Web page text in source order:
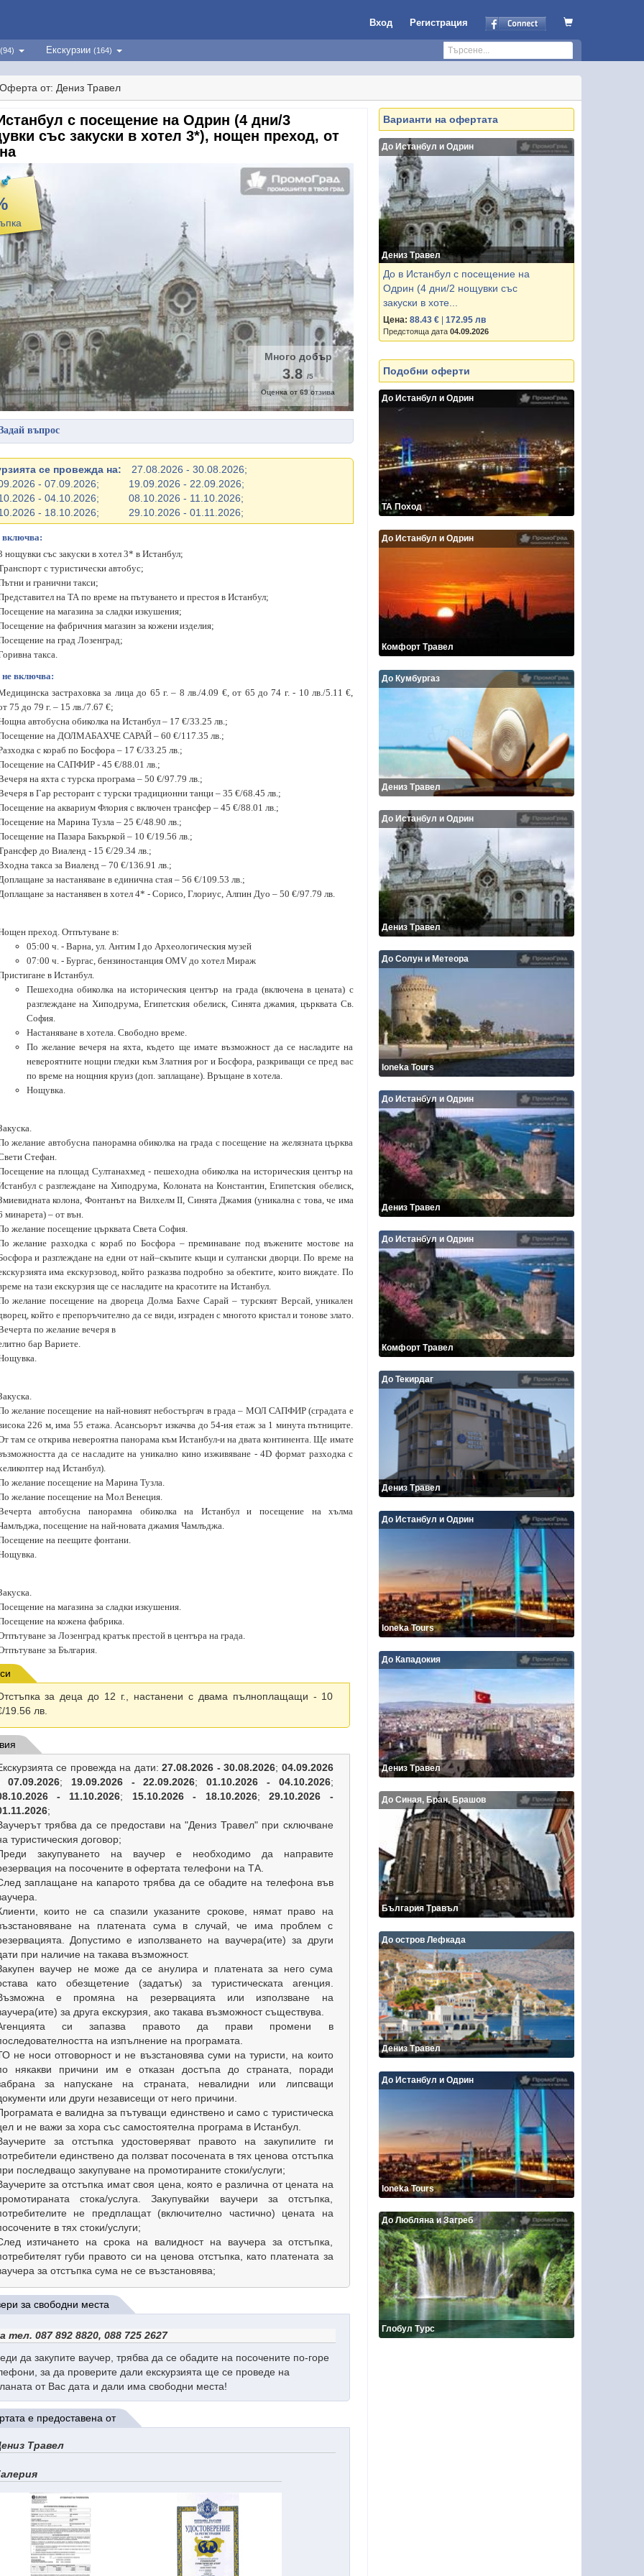
Вход Регистрация
(94) Екскурзии (164)
Оферта от: Дениз Травел
с посещение на Одрин (4 дни/3
със закуски в хотел 3*), нощен преход, от
Много добър
3.8 /5
Оценка от 69отзива
въпрос
се провежда на:
27.08.2026 - 30.08.2026;
- 07.09.2026;
19.09.2026 - 22.09.2026;
- 04.10.2026;
08.10.2026 - 11.10.2026;
- 18.10.2026;
29.10.2026 - 01.11.2026;
включва:
нощувки със закуски в хотел 3* в Истанбул;
с туристически автобус;
и гранични такси;
на ТА по време на пътуването и престоя в Истанбул;
на магазина за сладки изкушения;
на фабричния магазин за кожени изделия;
на град Лозенград;
такса.
включва:
застраховка за лица до 65 г. – 8 лв./4.09 €, от 65 до 74 г. - 10 лв./5.11 €,
75 до 79 г. – 15 лв./7.67 €;
автобусна обиколка на Истанбул – 17 €/33.25 лв.;
на ДОЛМАБАХЧЕ САРАЙ – 60 €/117.35 лв.;
с кораб по Босфора – 17 €/33.25 лв.;
на САПФИР - 45 €/88.01 лв.;
на яхта с турска програма – 50 €/97.79 лв.;
в Гар ресторант с турски традиционни танци – 35 €/68.45 лв.;
на аквариум Флория с включен трансфер – 45 €/88.01 лв.;
на Марина Тузла – 25 €/48.90 лв.;
на Пазара Бакъркой – 10 €/19.56 лв.;
до Виаленд - 15 €/29.34 лв.;
такса за Виаленд – 70 €/136.91 лв.;
за настаняване в единична стая – 56 €/109.53 лв.;
за настанявен в хотел 4* - Сорисо, Глориус, Алпин Дуо – 50 €/97.79 лв.
преход. Отпътуване в:
05:00 ч. - Варна, ул. Антим I до Археологическия музей
07:00 ч. - Бургас, бензиностанция OMV до хотел Мираж
в Истанбул.
Пешеходна обиколка на историческия център на града (включена в цената) с
разглеждане на Хиподрума, Египетския обелиск, Синята джамия, църквата Св.
София.
Настаняване в хотела. Свободно време.
По желание вечеря на яхта, където ще имате възможност да се насладите на
невероятните нощни гледки към Златния рог и Босфора, разкриващи се пред вас
по време на нощния круиз (доп. заплащане). Връщане в хотела.
Нощувка.
желание автобусна панорамна обиколка на града с посещение на желязната църква
Стефан.
на площад Султанахмед - пешеходна обиколка на историческия център на
с разглеждане на Хиподрума, Колоната на Константин, Египетския обелиск,
колона, Фонтанът на Вилхелм ІІ, Синята Джамия (уникална с това, че има
минарета) – от вън.
желание посещение църквата Света София.
желание разходка с кораб по Босфора – преминаване под въжените мостове на
и разглеждане на едни от най–скъпите къщи и султански дворци. По време на
има екскурзовод, който разказва подробно за обектите, които виждате. По
на тази екскурзия ще се насладите на красотите на Истанбул.
желание посещение на двореца Долма Бахче Сарай – турският Версай, уникален
който е препоръчително да се види, изграден с многото кристал и тонове злато.
по желание вечеря в
бар Вариете.
желание посещение на най-новият небостъргач в града – МОЛ САПФИР (сградата е
226 м, има 55 етажа. Асансьорът изкачва до 54-ия етаж за 1 минута пътниците.
там се открива невероятна панорама към Истанбул-и на двата континента. Ще имате
да се насладите на уникално кино изживяване - 4D формат разходка с
над Истанбул).
желание посещение на Марина Тузла.
желание посещение на Мол Венеция.
автобусна панорамна обиколка на Истанбул и посещение на хълма
посещение на най-новата джамия Чамлъджа.
на пеещите фонтани.
на магазина за сладки изкушения.
на кожена фабрика.
за Лозенград кратък престой в центъра на града.
за България.
за деца до 12 г., настанени с двама пълноплащащи - 10
19.56 лв.
се провежда на дати: 27.08.2026 - 30.08.2026; 04.09.2026
07.09.2026; 19.09.2026 - 22.09.2026;01.10.2026 - 04.10.2026;
- 11.10.2026; 15.10.2026 - 18.10.2026;29.10.2026 -
;
трябва да се предостави на "Дениз Травел" при сключване
туристическия договор;
закупуването на ваучер е необходимо да направите
на посочените в офертата телефони на ТА.
заплащане на капарото трябва да се обадите на телефона във
които не са спазили указаните срокове, нямат право на
на платената сума в случай, че има проблем с
Допустимо е използването на ваучера(ите) за други
при наличие на такава възможност.
ваучер не може да се анулира и платената за него сума
като обезщетение (задатък) за туристическата агенция.
е промяна на резервацията или използване на
за друга екскурзия, ако такава възможност съществува.
си запазва правото да прави промени в
на изпълнение на програмата.
не носи отговорност и не възстановява суми на туристи, на които
някакви причини им е отказан достъпа до страната, поради
за напускане на страната, невалидни или липсващи
или други независещи от него причини.
е валидна за пътуващи единствено и само с туристическа
и не важи за хора със самостоятелна програма в Истанбул.
за отстъпка удостоверяват правото на закупилите ги
единствено да ползват посочената в тях ценова отстъпка
последващо закупуване на промотираните стоки/услуги;
за отстъпка имат своя цена, която е различна от цената на
стока/услуга. Закупувайки ваучери за отстъпка,
не предплащат (включително частично) цената на
в тях стоки/услуги;
изтичането на срока на валидност на ваучера за отстъпка,
губи правото си на ценова отстъпка, като платената за
за отстъпка сума не се възстановява;
за свободни места
тел. 087 892 8820, 088 725 2627
да закупите ваучер, трябва да се обадите на посочените по-горе
за да проверите дали екскурзията ще се проведе на
от Вас дата и дали има свободни места!
е предоставена от
Травел
Варианти на офертата
До Истанбул и Одрин
Дениз Травел
До в Истанбул с посещение на
Одрин (4 дни/2 нощувки със
закуски в хоте...
Цена: 88.43 € 172.95 лв
Предстояща дата 04.09.2026
Подобни оферти
До Истанбул и Одрин
ТА Поход
До Истанбул и Одрин
Комфорт Травел
До Кумбургаз
Дениз Травел
До Истанбул и Одрин
Дениз Травел
До Солун и Метеора
Ioneka Tours
До Истанбул и Одрин
Дениз Травел
До Истанбул и Одрин
Комфорт Травел
До Текирдаг
Дениз Травел
До Истанбул и Одрин
Ioneka Tours
До Кападокия
Дениз Травел
До Синая, Бран, Брашов
България Травъл
До остров Лефкада
Дениз Травел
До Истанбул и Одрин
Ioneka Tours
До Любляна и Загреб
Глобул Турс